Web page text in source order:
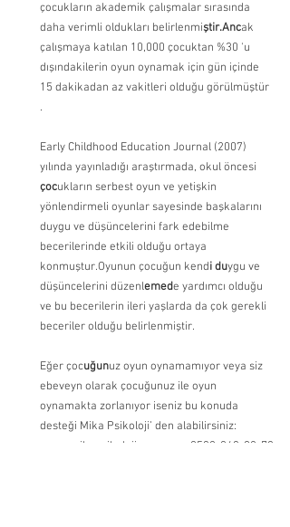
çocukların akademik çalışmalar sırasında
daha verimli oldukları belirlenmiştir.Ancak
çalışmaya katılan 10,000 çocuktan %30 'u
dışındakilerin oyun oynamak için gün içinde
15 dakikadan az vakitleri olduğu görülmüştür
.
Early Childhood Education Journal (2007)
yılında yayınladığı araştırmada, okul öncesi
çocukların serbest oyun ve yetişkin
yönlendirmeli oyunlar sayesinde başkalarını
duygu ve düşüncelerini fark edebilme
becerilerinde etkili olduğu ortaya
konmuştur.Oyunun çocuğun kendi duygu ve
düşüncelerini düzenlemede yardımcı olduğu
ve bu becerilerin ileri yaşlarda da çok gerekli
beceriler olduğu belirlenmiştir.
Eğer çocuğunuz oyun oynamamıyor veya siz
ebeveyn olarak çocuğunuz ile oyun
oynamakta zorlanıyor iseniz bu konuda
desteği Mika Psikoloji’ den alabilirsiniz:
www.mikapsikoloji.com veya 0532-063-98-73